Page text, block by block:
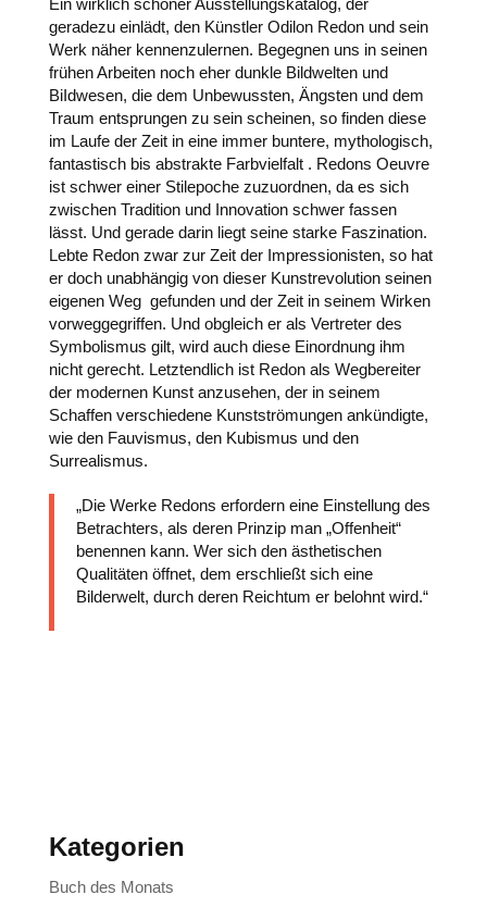
geradezu einlädt, den Künstler Odilon Redon und sein
Werk näher kennenzulernen. Begegnen uns in seinen
frühen Arbeiten noch eher dunkle Bildwelten und
BiIdwesen, die dem Unbewussten, Ängsten und dem
Traum entsprungen zu sein scheinen, so finden diese
im Laufe der Zeit in eine immer buntere, mythologisch,
fantastisch bis abstrakte Farbvielfalt . Redons Oeuvre
ist schwer einer Stilepoche zuzuordnen, da es sich
zwischen Tradition und Innovation schwer fassen
lässt. Und gerade darin liegt seine starke Faszination.
Lebte Redon zwar zur Zeit der Impressionisten, so hat
er doch unabhängig von dieser Kunstrevolution seinen
eigenen Weg gefunden und der Zeit in seinem Wirken
vorweggegriffen. Und obgleich er als Vertreter des
Symbolismus gilt, wird auch diese Einordnung ihm
nicht gerecht. Letztendlich ist Redon als Wegbereiter
der modernen Kunst anzusehen, der in seinem
Schaffen verschiedene Kunstströmungen ankündigte,
wie den Fauvismus, den Kubismus und den
Surrealismus.
„Die Werke Redons erfordern eine Einstellung des
Betrachters, als deren Prinzip man „Offenheit“
benennen kann. Wer sich den ästhetischen
Qualitäten öffnet, dem erschließt sich eine
Bilderwelt, durch deren Reichtum er belohnt wird.“
Kategorien
Buch des Monats